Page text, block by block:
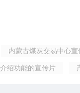
内蒙古煤炭交易中心宣
介绍功能的宣传片